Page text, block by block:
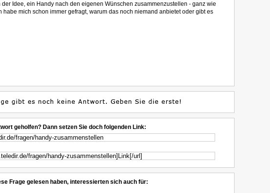
der Idee, ein Handy nach den eigenen Wünschen zusammenzustellen - ganz wie
habe mich schon immer gefragt, warum das noch niemand anbietet oder gibt es
geholfen? Dann setzen Sie doch folgenden Link:
Frage gelesen haben, interessierten sich auch für: